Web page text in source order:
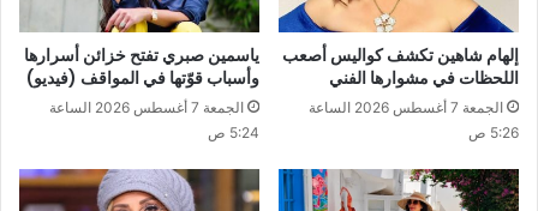
إلهام شاهين تكشف كواليس أصعب
اللحظات في مشوارها الفني
الجمعة 7 أغسطس 2026 الساعة
5:26 ص
ياسمين صبري تفتح خزائن أسرارها
وأسباب قوّتها في المواقف (فيديو)
الجمعة 7 أغسطس 2026 الساعة
5:24 ص